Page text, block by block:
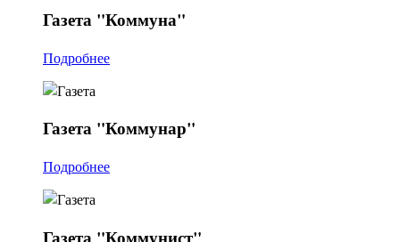
Газета "Коммуна"
Подробнее
Газета "Коммунар"
Подробнее
Газета "Коммунист"